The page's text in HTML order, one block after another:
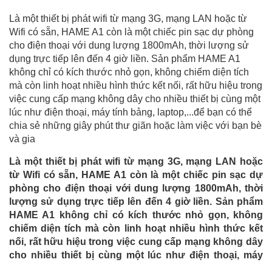
Là một thiết bị phát wifi từ mạng 3G, mạng LAN hoặc từ
Wifi có sẵn, HAME A1 còn là một chiếc pin sạc dự phòng
cho điện thoại với dung lượng 1800mAh, thời lượng sử
dụng trực tiếp lên đến 4 giờ liền. Sản phẩm HAME A1
không chỉ có kích thước nhỏ gọn, không chiếm diện tích
mà còn linh hoạt nhiều hình thức kết nối, rất hữu hiệu trong
việc cung cấp mạng không dây cho nhiều thiết bị cùng một
lúc như điện thoại, máy tính bảng, laptop,...để bạn có thể
chia sẻ những giây phút thư giãn hoặc làm việc với bạn bè
và gia
Là một thiết bị phát wifi từ mạng 3G, mạng LAN hoặc
từ Wifi có sẵn, HAME A1 còn là một chiếc pin sạc dự
phòng cho điện thoại với dung lượng 1800mAh, thời
lượng sử dụng trực tiếp lên đến 4 giờ liền. Sản phẩm
HAME A1 không chỉ có kích thước nhỏ gọn, không
chiếm diện tích mà còn linh hoạt nhiều hình thức kết
nối, rất hữu hiệu trong việc cung cấp mạng không dây
cho nhiều thiết bị cùng một lúc như điện thoại, máy